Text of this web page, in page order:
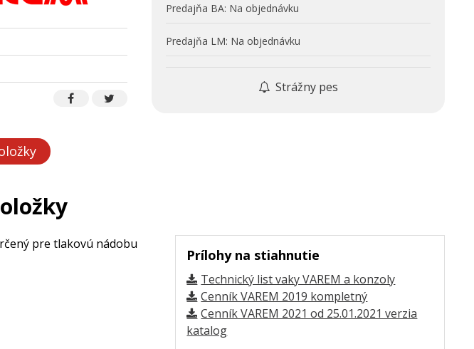
Predajňa BA: Na objednávku
Predajňa LM: Na objednávku
Strážny pes
Prílohy na stiahnutie
Technický list vaky VAREM a konzoly
Cenník VAREM 2019 kompletný
Cenník VAREM 2021 od 25.01.2021 verzia
katalog
pre tlakovú nádobu